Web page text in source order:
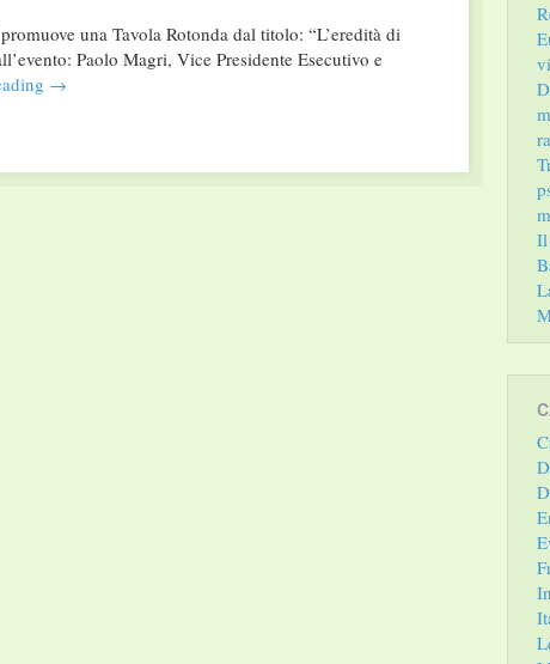
una Tavola Rotonda dal titolo: “L’eredità di
Paolo Magri, Vice Presidente Esecutivo e
→
Il